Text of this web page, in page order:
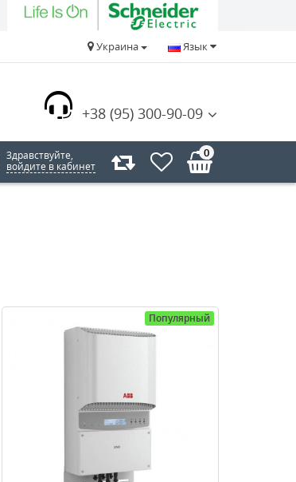
Язык
Украина
+38 (95) 300-90-09
Здравствуйте,
войдите в кабинет
0
Популярный